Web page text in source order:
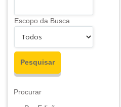
Escopo da Busca
Procurar